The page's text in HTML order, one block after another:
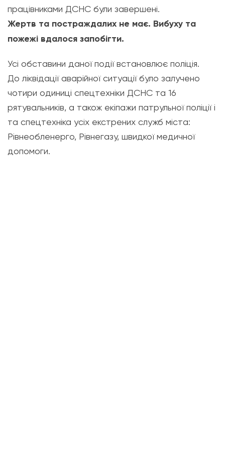
працівниками ДСНС були завершені.
Жертв та постраждалих не має. Вибуху та
пожежі вдалося запобігти.
Усі обставини даної події встановлює поліція.
До ліквідації аварійної ситуації було залучено
чотири одиниці спецтехніки ДСНС та 16
рятувальників, а також екіпажи патрульної поліції і
та спецтехніка усіх екстрених служб міста:
Рівнеобленерго, Рівнегазу, швидкої медичної
допомоги.